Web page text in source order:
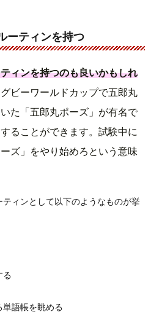
ーティンを持つ
ィンを持つのも良いかもしれ
ビーワールドカップで五郎丸
た「五郎丸ポーズ」が有名で
ることができます。試験中に
ズ」をやり始めろという意味
ィンとして以下のようなものが挙
る
単語帳を眺める